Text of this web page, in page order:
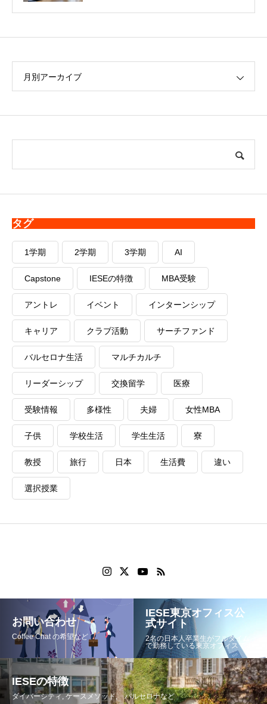
月別アーカイブ
タグ
1学期 2学期 3学期 AI
Capstone IESEの特徴 MBA受験
アントレ イベント インターンシップ
キャリア クラブ活動 サーチファンド
バルセロナ生活 マルチカルチ
リーダーシップ 交換留学 医療
受験情報 多様性 夫婦 女性MBA
子供 学校生活 学生生活 寮
教授 旅行 日本 生活費 違い
選択授業
お問い合わせ
Coffee Chat の希望など
IESE東京オフィス公
式サイト
2名の日本人卒業生がフルタイム
で勤務している東京オフィスです
IESEの特徴
ダイバーシティ, ケースメソッド, バルセロナなど